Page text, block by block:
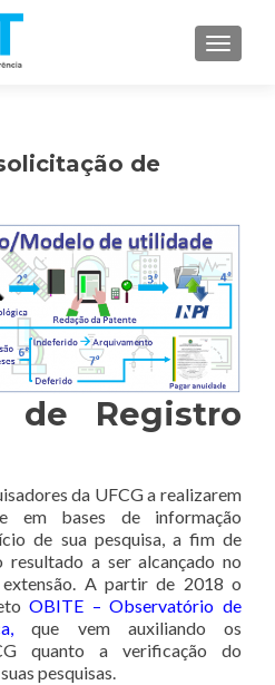
de
de Registro
da UFCG a realizarem
em bases de informação
de sua pesquisa, a fim de
resultado a ser alcançado no
A partir de 2018 o
OBITE – Observatório de
, que vem auxiliando os
quanto a verificação do
pesquisas.